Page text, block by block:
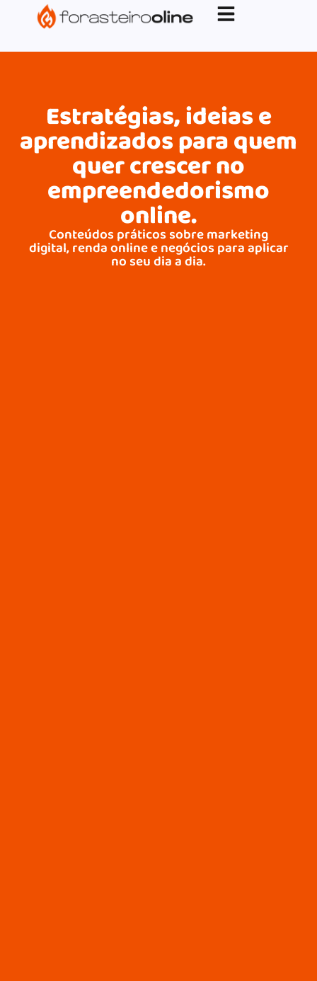
G-XVBZZCFH00pub-5970489886047746AW-
17954400846.
Estratégias, ideias e
aprendizados para quem
quer crescer no
empreendedorismo
online.
Conteúdos práticos sobre marketing
digital, renda online e negócios para aplicar
no seu dia a dia.